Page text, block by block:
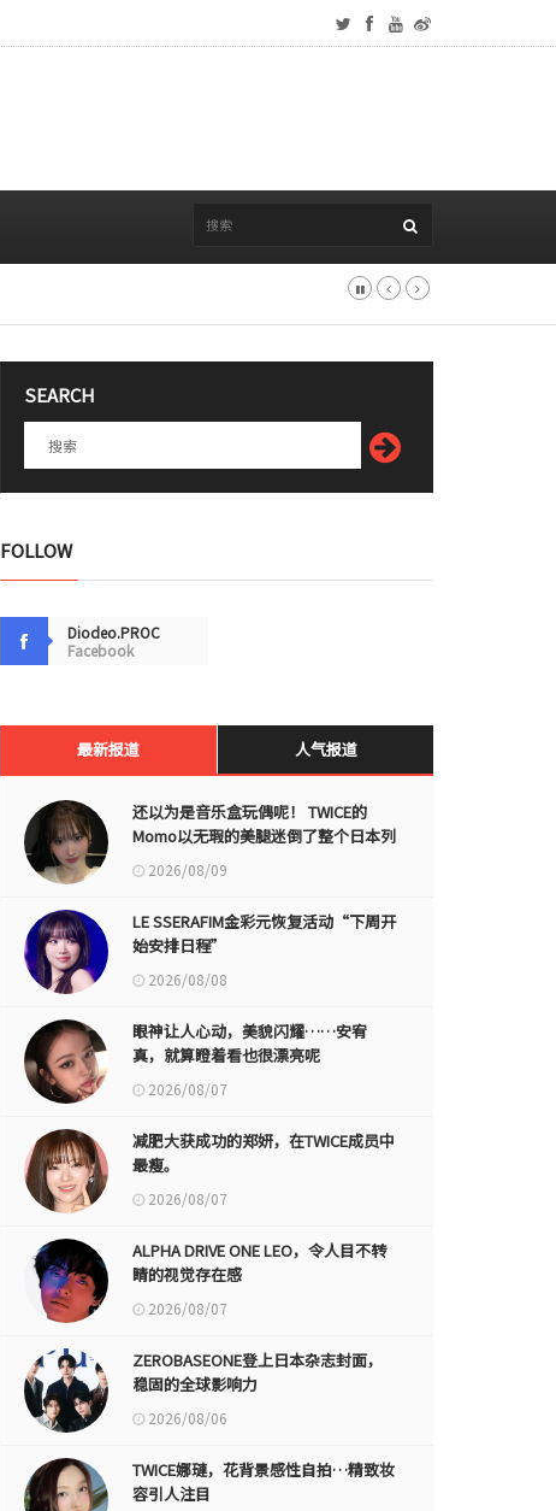
SEARCH
FOLLOW
Diodeo.PROC
Facebook
最新报道 人气报道
还以为是音乐盒玩偶呢！ TWICE的
Momo以无瑕的美腿迷倒了整个日本列
岛 2026/08/09
LE SSERAFIM金彩元恢复活动“下周开
始安排日程”
2026/08/08
眼神让人心动，美貌闪耀……安宥
真，就算瞪着看也很漂亮呢
2026/08/07
减肥大获成功的郑妍，在TWICE成员中
最瘦。
2026/08/07
ALPHA DRIVE ONE LEO，令人目不转
睛的视觉存在感
2026/08/07
ZEROBASEONE登上日本杂志封面，
稳固的全球影响力
2026/08/06
TWICE娜璉，花背景感性自拍…精致妆
容引人注目